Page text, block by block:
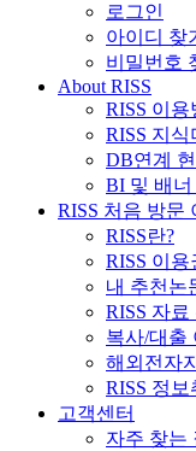
로그인
아이디 찾
비밀번호
About RISS
RISS 이용
RISS 지식
DB연계
BI 및 배너
RISS 처음 방문
RISS란?
RISS 이용
내 추천논
RISS 자
복사/대출
해외전자
RISS 정
고객센터
자주 찾는